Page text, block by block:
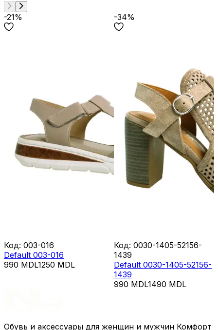
-21%
Код: 003-016
Default 003-016
990 MDL1250 MDL
-34%
Код: 0030-1405-52156-
1439
Default 0030-1405-52156-
1439
990 MDL1490 MDL
Обувь и аксессуары для женщин и мужчин Комфорт